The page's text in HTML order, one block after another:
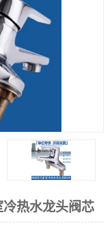
热水龙头阀芯